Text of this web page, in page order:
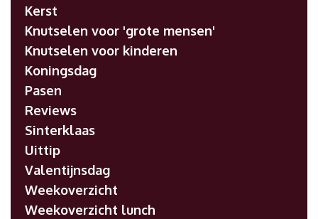
Kerst
Knutselen voor 'grote mensen'
Knutselen voor kinderen
Koningsdag
Pasen
Reviews
Sinterklaas
Uittip
Valentijnsdag
Weekoverzicht
Weekoverzicht lunch